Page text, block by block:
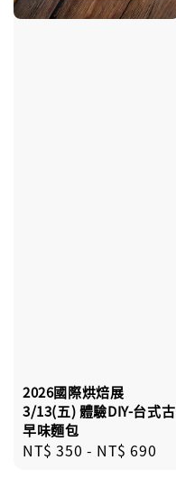
2026國際烘焙展
3/13(五) 體驗DIY-台式古
早味麵包
Regular
NT$ 350 - NT$ 690